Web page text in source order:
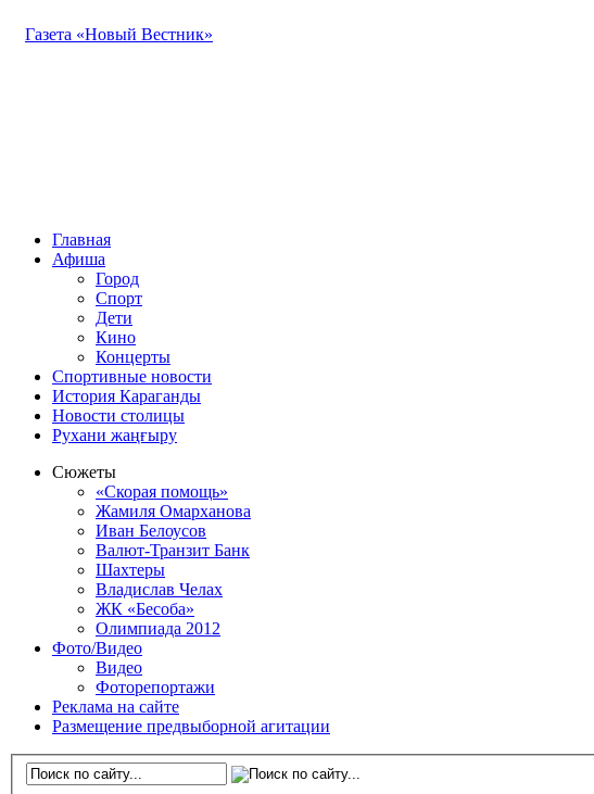
Газета «Новый Вестник»
Главная
Афиша
Город
Спорт
Дети
Кино
Концерты
Спортивные новости
История Караганды
Новости столицы
Рухани жаңғыру
Сюжеты
«Скорая помощь»
Жамиля Омарханова
Иван Белоусов
Валют-Транзит Банк
Шахтеры
Владислав Челах
ЖК «Бесоба»
Олимпиада 2012
Фото/Видео
Видео
Фоторепортажи
Реклама на сайте
Размещение предвыборной агитации